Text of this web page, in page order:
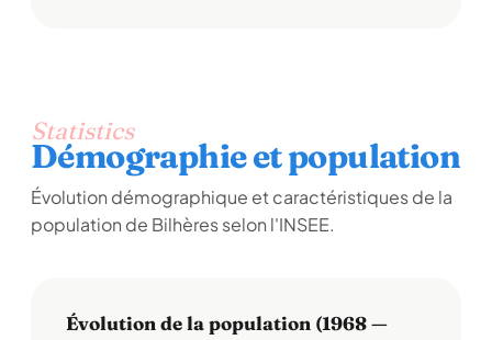
Statistics
Démographie et population
Évolution démographique et caractéristiques de la
population de Bilhères selon l'INSEE.
Évolution de la population (1968 —